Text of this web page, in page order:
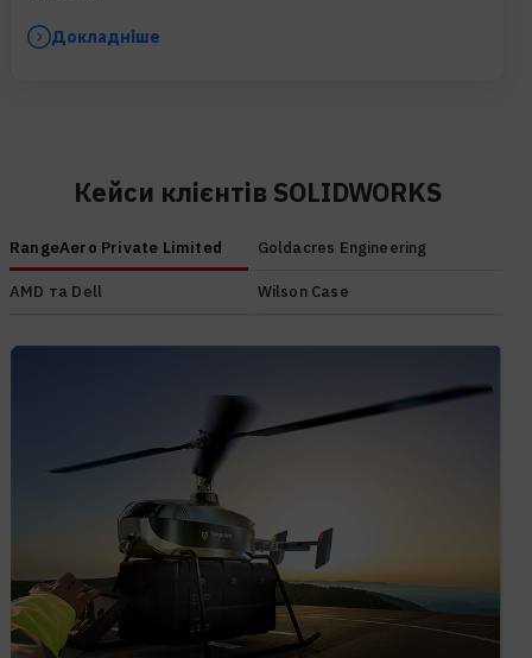
Докладніше
Кейси клієнтів SOLIDWORKS
RangeAero Private Limited Goldacres Engineering
AMD та Dell Wilson Case